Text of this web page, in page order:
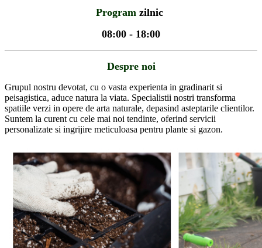
Program zilnic
08:00 - 18:00
Despre noi
Grupul nostru devotat, cu o vasta experienta in gradinarit si
peisagistica, aduce natura la viata. Specialistii nostri transforma
spatiile verzi in opere de arta naturale, depasind asteptarile clientilor.
Suntem la curent cu cele mai noi tendinte, oferind servicii
personalizate si ingrijire meticuloasa pentru plante si gazon.